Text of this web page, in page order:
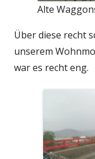
Alte
Über diese recht
unserem
war es recht eng.